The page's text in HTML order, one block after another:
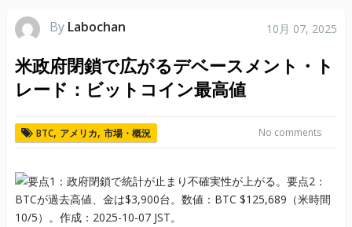
By Labochan 10月 07, 2025
米政府閉鎖で広がるデベースメント・ト
レード：ビットコイン最高値
BTC, アメリカ, 市場・概況 No comments